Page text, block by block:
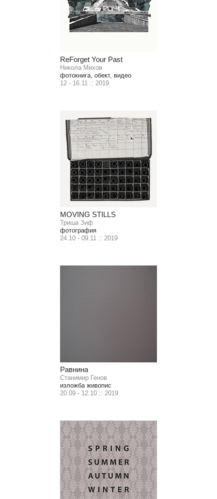
ReForget Your Past
Никола Михов
фотокнига, обект, видео
12 - 16.11 :: 2019
MOVING STILLS
Триша Зиф
фотография
24.10 - 09.11 :: 2019
Равнина
Станимир Генов
изложба живопис
20.09 - 12.10 :: 2019